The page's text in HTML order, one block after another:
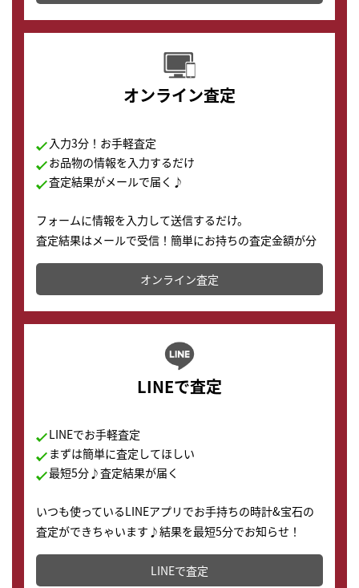
す。
オンライン査定
入力3分！お手軽査定
お品物の情報を入力するだけ
査定結果がメールで届く♪
フォームに情報を入力して送信するだけ。
査定結果はメールで受信！簡単にお持ちの査定金額が分
かります。
オンライン査定
LINEで査定
LINEでお手軽査定
まずは簡単に査定してほしい
最短5分♪査定結果が届く
いつも使っているLINEアプリでお手持ちの時計&宝石の
査定ができちゃいます♪結果を最短5分でお知らせ！
どこからでもすぐに査定金額を知ることが出来ます。
LINEで査定